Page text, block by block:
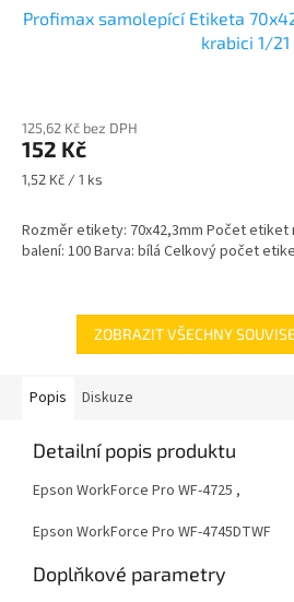
Profimax samolepící Etiketa
krabici 1/21
125,62 Kč bez DPH
152 Kč
Měrná
1,52 Kč / 1 ks
Rozměr etikety: 70x42,3mm Počet etiket
balení: 100 Barva: bílá Celkový počet
ZOBRAZIT VŠECHNY
Popis Diskuze
Detailní popis produktu
Epson WorkForce Pro WF-4725 ,
Epson WorkForce Pro WF-4745DTWF
Doplňkové parametry